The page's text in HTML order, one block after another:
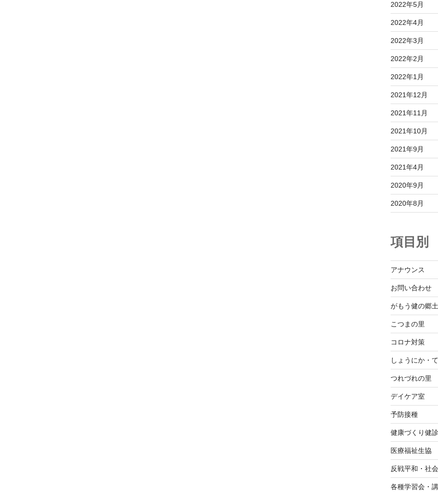
2022年5月
2022年4月
2022年3月
2022年2月
2022年1月
2021年12月
2021年11月
2021年10月
2021年9月
2021年4月
2020年9月
2020年8月
項目別
アナウンス
お問い合わせ
がもう健の郷
こつまの里
コロナ対策
しょうにか・
つれづれの里
デイケア室
予防接種
健康づくり健診
医療福祉生協
反戦平和・社
各種学習会・